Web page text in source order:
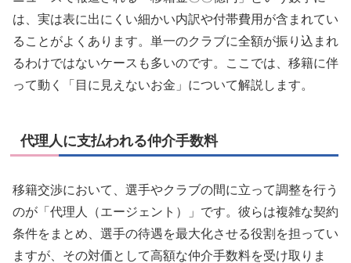
は、実は表に出にくい細かい内訳や付帯費用が含まれてい
ることがよくあります。単一のクラブに全額が振り込まれ
るわけではないケースも多いのです。ここでは、移籍に伴
って動く「目に見えないお金」について解説します。
代理人に支払われる仲介手数料
移籍交渉において、選手やクラブの間に立って調整を行う
のが「代理人（エージェント）」です。彼らは複雑な契約
条件をまとめ、選手の待遇を最大化させる役割を担ってい
ますが、その対価として高額な仲介手数料を受け取りま